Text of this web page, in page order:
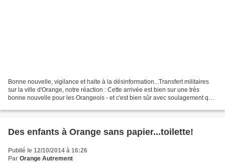
Bonne nouvelle, vigilance et halte à la désinformation...Transfert militaires
sur la ville d'Orange, notre réaction : Cette arrivée est bien sur une très
bonne nouvelle pour les Orangeois - et c'est bien sûr avec soulagement que
Des enfants à Orange sans papier...toilette!
Publié le 12/10/2014 à 16:26
Par Orange Autrement